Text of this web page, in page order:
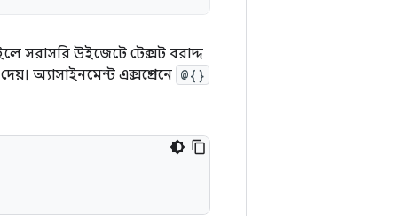
সরাসরি উইজেটে টেক্সট বরাদ্দ
অ্যাসাইনমেন্ট এক্সপ্রেশনে @{}